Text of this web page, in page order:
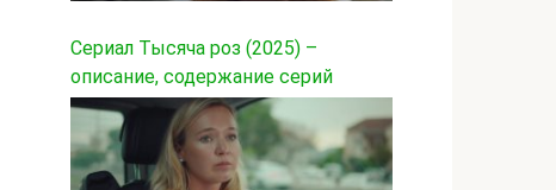
Сериал Тысяча роз (2025) –
описание, содержание серий